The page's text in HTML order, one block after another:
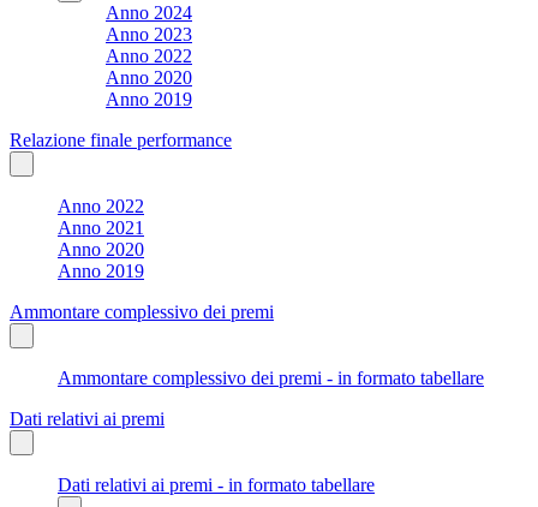
Anno 2024
Anno 2023
Anno 2022
Anno 2020
Anno 2019
Relazione finale performance
Anno 2022
Anno 2021
Anno 2020
Anno 2019
Ammontare complessivo dei premi
Ammontare complessivo dei premi - in formato tabellare
Dati relativi ai premi
Dati relativi ai premi - in formato tabellare